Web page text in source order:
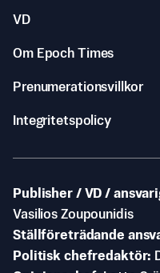
VD
Om Epoch Times
Prenumerationsvillkor
Integritetspolicy
Publisher / VD /
Vasilios Zoupounidis
Ställföreträdande
Politisk chefredaktör